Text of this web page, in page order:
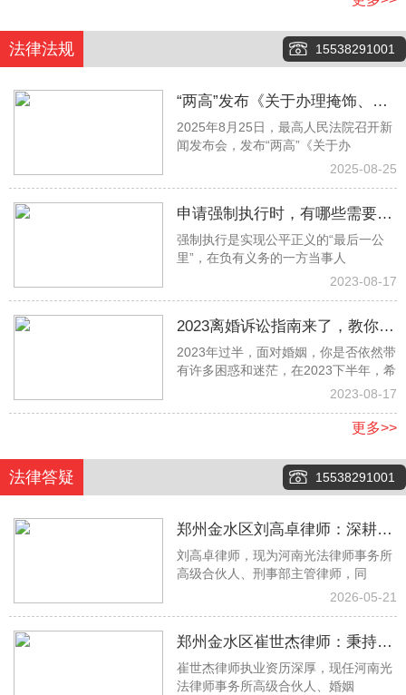
法律法规 15538291001
“两高”发布《关于办理掩饰、隐
瞒犯罪所得、犯罪所得收益刑事
案件适用法律若干问题的解释》
2025年8月25日，最高人民法院召开新
闻发布会，发布“两高”《关于办
2025-08-25
申请强制执行时，有哪些需要注
意的事项？
强制执行是实现公平正义的“最后一公
里”，在负有义务的一方当事人
2023-08-17
2023离婚诉讼指南来了，教你少
走冤枉路！建议收藏→
2023年过半，面对婚姻，你是否依然带
有许多困惑和迷茫，在2023下半年，希
2023-08-17
更多>>
法律答疑 15538291001
郑州金水区刘高卓律师：深耕刑
事辩护一线，以专业实力守护司
刘高卓律师，现为河南光法律师事务所
高级合伙人、刑事部主管律师，同
2026-05-21
郑州金水区崔世杰律师：秉持专
业初心 专攻婚姻家事法律难题
崔世杰律师执业资历深厚，现任河南光
法律师事务所高级合伙人、婚姻